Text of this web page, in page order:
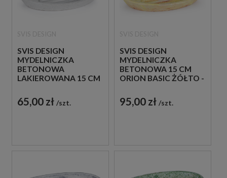
SVIS DESIGN
MYDELNICZKA
BETONOWA
LAKIEROWANA 15 CM
65,00 zł szt.
SVIS DESIGN
MYDELNICZKA
BETONOWA 15 CM
ORION BASIC ŻÓŁTO -
95,00 zł szt.